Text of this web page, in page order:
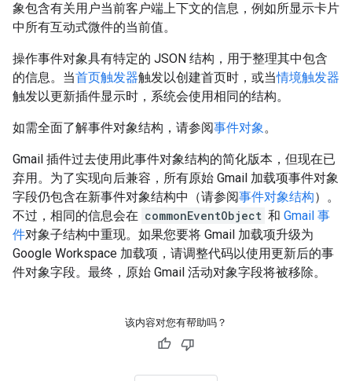
象包含有关用户当前客户端上下文的信息，例如所显示卡片
中所有互动式微件的当前值。
操作事件对象具有特定的 JSON 结构，用于整理其中包含
的信息。当首页触发器触发以创建首页时，或当情境触发器
触发以更新插件显示时，系统会使用相同的结构。
如需全面了解事件对象结构，请参阅事件对象。
Gmail 插件过去使用此事件对象结构的简化版本，但现在已
弃用。为了实现向后兼容，所有原始 Gmail 加载项事件对象
字段仍包含在新事件对象结构中（请参阅事件对象结构）。
不过，相同的信息会在 commonEventObject 和 Gmail 事
件对象子结构中重现。如果您要将 Gmail 加载项升级为
Google Workspace 加载项，请调整代码以使用更新后的事
件对象字段。最终，原始 Gmail 活动对象字段将被移除。
该内容对您有帮助吗？